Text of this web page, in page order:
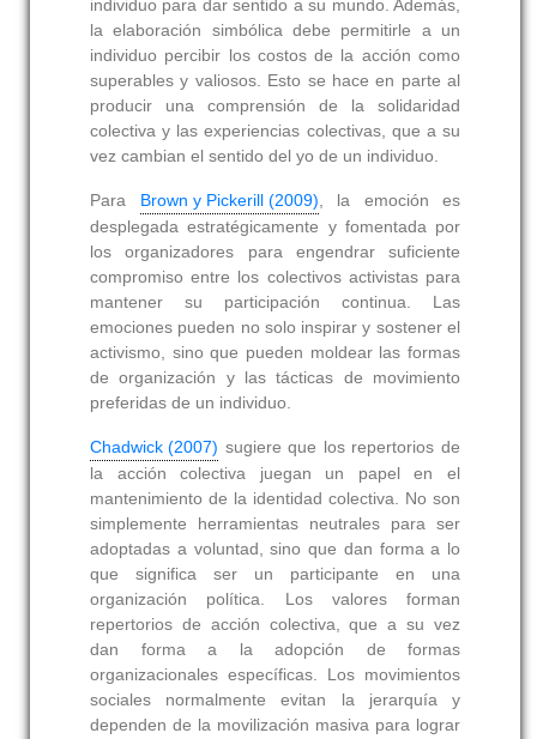
individuo para dar sentido a su mundo. Además,
la elaboración simbólica debe permitirle a un
individuo percibir los costos de la acción como
superables y valiosos. Esto se hace en parte al
producir una comprensión de la solidaridad
colectiva y las experiencias colectivas, que a su
vez cambian el sentido del yo de un individuo.
Para Brown y Pickerill (2009) , la emoción es
desplegada estratégicamente y fomentada por
los organizadores para engendrar suficiente
compromiso entre los colectivos activistas para
mantener su participación continua. Las
emociones pueden no solo inspirar y sostener el
activismo, sino que pueden moldear las formas
de organización y las tácticas de movimiento
preferidas de un individuo.
Chadwick (2007) sugiere que los repertorios de
la acción colectiva juegan un papel en el
mantenimiento de la identidad colectiva. No son
simplemente herramientas neutrales para ser
adoptadas a voluntad, sino que dan forma a lo
que significa ser un participante en una
organización política. Los valores forman
repertorios de acción colectiva, que a su vez
dan forma a la adopción de formas
organizacionales específicas. Los movimientos
sociales normalmente evitan la jerarquía y
dependen de la movilización masiva para lograr